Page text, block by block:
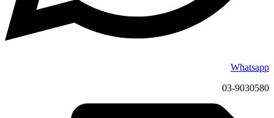
Whatsapp
03-9030580